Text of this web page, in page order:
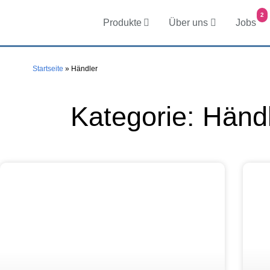
Produkte Über uns Jobs
2
Startseite » Händler
Kategorie: